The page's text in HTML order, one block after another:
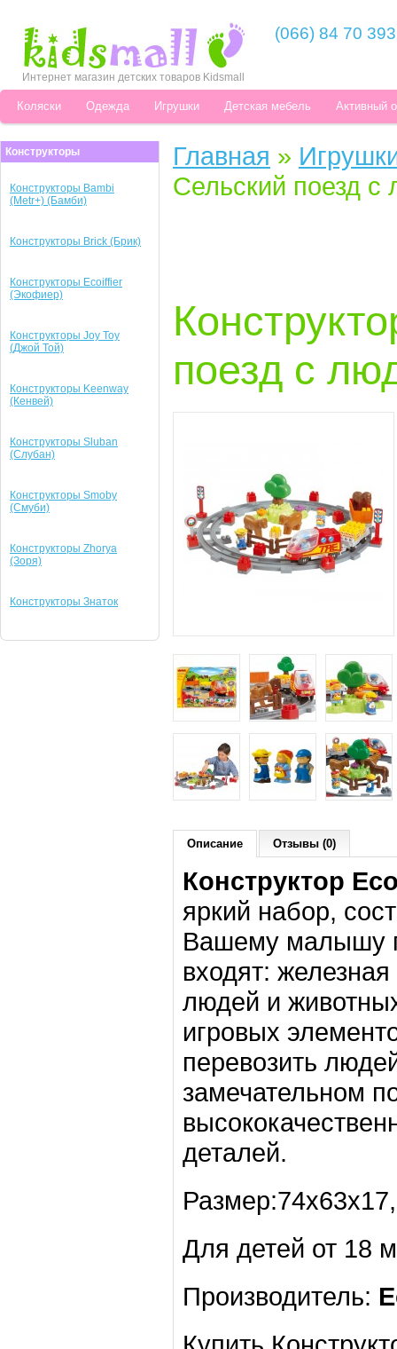
Интернет магазин детских товаров Kidsmall
(066) 84 70 393
Коляски Одежда Игрушки Детская мебель Активный
Конструкторы
Конструкторы Bambi
(Metr+) (Бамби)
Конструкторы Brick (Брик)
Конструкторы Ecoiffier
(Экофиер)
Конструкторы Joy Toy
(Джой Той)
Конструкторы Keenway
(Кенвей)
Конструкторы Sluban
(Слубан)
Конструкторы Smoby
(Смуби)
Конструкторы Zhorya
(Зоря)
Конструкторы Знаток
Главная »
Сельский поезд
поезд с
Описание Отзывы (0)
Конструктор
яркий набор,
Вашему малышу
входят:
людей и
игровых
перевозить
замечательном
деталей.
Для детей от 18
Производитель: